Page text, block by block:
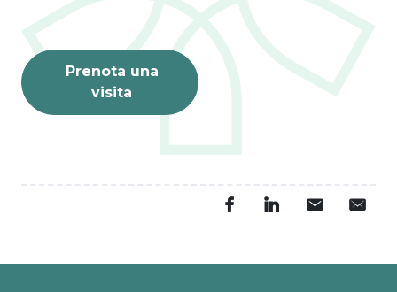
Prenota una
visita
VISITE ONLINE
perfetto per dar vita ai
Fino al 31 agosto